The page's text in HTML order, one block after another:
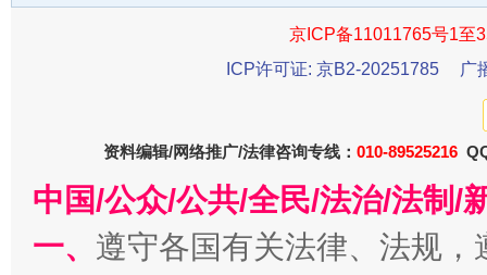
京ICP备11011765号1至
ICP许可证: 京B2-20251785
广
资料编辑/网络推广/法律咨询专线： 010-89525216
中国/公众/公共/全民/法治/法制/
一、 遵守各国有关法律、法规